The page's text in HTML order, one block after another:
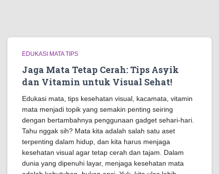
EDUKASI MATA TIPS
Jaga Mata Tetap Cerah: Tips Asyik
dan Vitamin untuk Visual Sehat!
Edukasi mata, tips kesehatan visual, kacamata, vitamin
mata menjadi topik yang semakin penting seiring
dengan bertambahnya penggunaan gadget sehari-hari.
Tahu nggak sih? Mata kita adalah salah satu aset
terpenting dalam hidup, dan kita harus menjaga
kesehatan visual agar tetap cerah dan tajam. Dalam
dunia yang dipenuhi layar, menjaga kesehatan mata